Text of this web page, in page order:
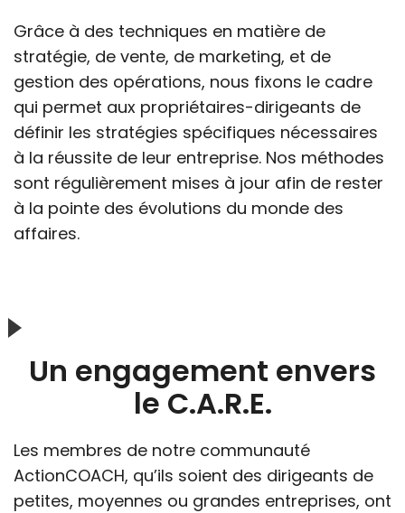
Grâce à des techniques en matière de
stratégie, de vente, de marketing, et de
gestion des opérations, nous fixons le cadre
qui permet aux propriétaires-dirigeants de
définir les stratégies spécifiques nécessaires
à la réussite de leur entreprise. Nos méthodes
sont régulièrement mises à jour afin de rester
à la pointe des évolutions du monde des
affaires.
Un engagement envers
le C.A.R.E.
Les membres de notre communauté
ActionCOACH, qu’ils soient des dirigeants de
petites, moyennes ou grandes entreprises, ont